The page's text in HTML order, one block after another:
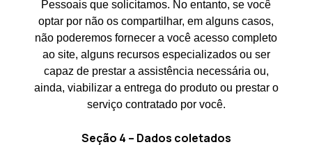
Pessoais que solicitamos. No entanto, se você
optar por não os compartilhar, em alguns casos,
não poderemos fornecer a você acesso completo
ao site, alguns recursos especializados ou ser
capaz de prestar a assistência necessária ou,
ainda, viabilizar a entrega do produto ou prestar o
serviço contratado por você.
Seção 4 – Dados coletados